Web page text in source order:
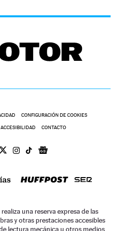
CONFIGURACIÓN DE COOKIES
ACCESIBILIDAD CONTACTO
realiza una reserva expresa de las
y otras prestaciones accesibles
lectura mecánica u otros medios